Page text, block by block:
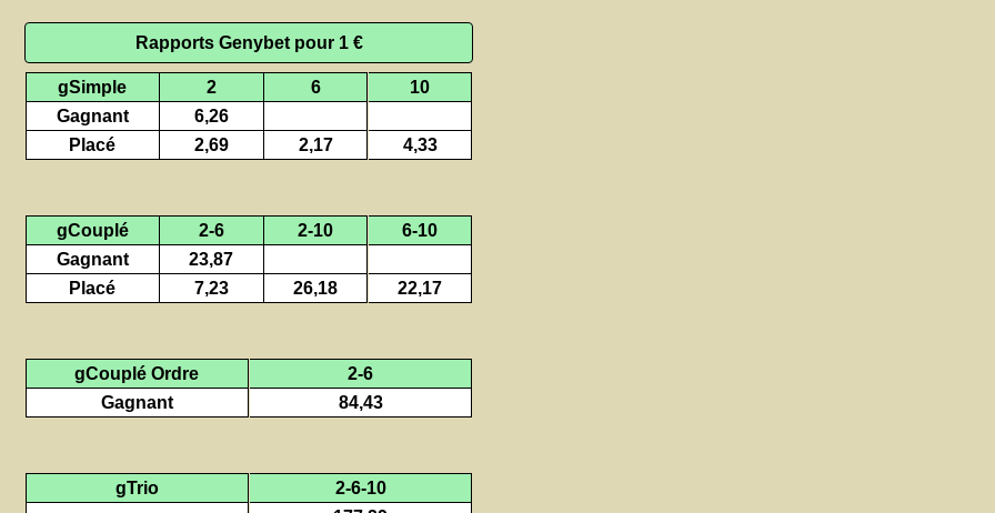
Rapports Genybet pour 1 €
gSimple 2 6
10
Gagnant
6,26
Placé
2,69 2,17 4,33
gCouplé 2-6 2-10
6-10
Gagnant
23,87
Placé
7,23 26,18 22,17
gCouplé Ordre
2-6
Gagnant
84,43
gTrio
2-6-10